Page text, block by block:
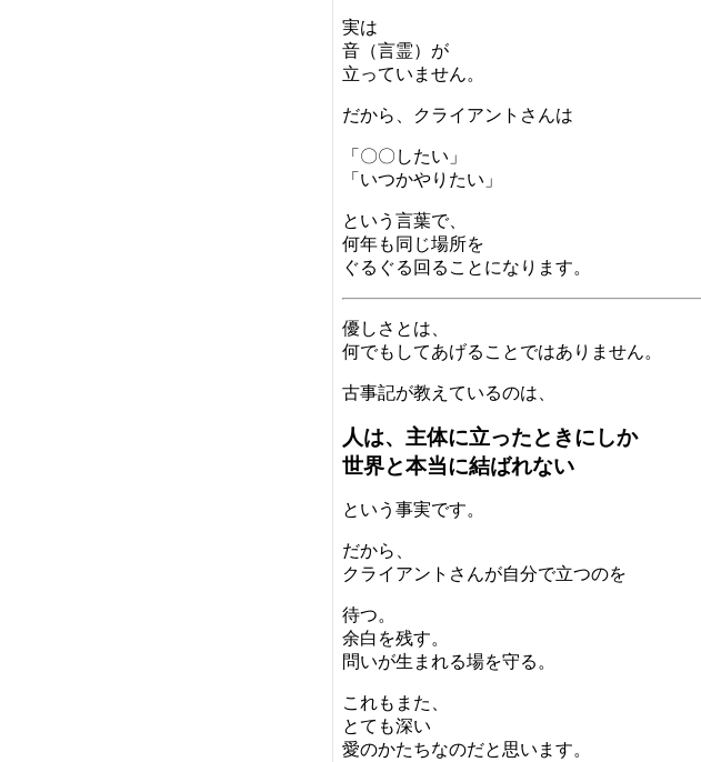
実は
音（言霊）が
立っていません。
だから、クライアントさんは
「〇〇したい」
「いつかやりたい」
という言葉で、
何年も同じ場所を
ぐるぐる回ることになります。
優しさとは、
何でもしてあげることではありません。
古事記が教えているのは、
人は、主体に立ったときにしか
世界と本当に結ばれない
という事実です。
だから、
クライアントさんが自分で立つのを
待つ。
余白を残す。
問いが生まれる場を守る。
これもまた、
とても深い
愛のかたちなのだと思います。